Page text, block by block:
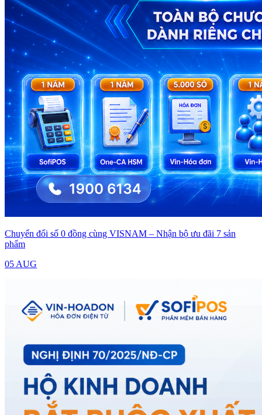
Chuyển đổi số 0 đồng cùng VISNAM – Nhận bộ ưu đãi 7 sản
phẩm
05 AUG